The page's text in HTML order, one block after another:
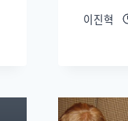
이진혁